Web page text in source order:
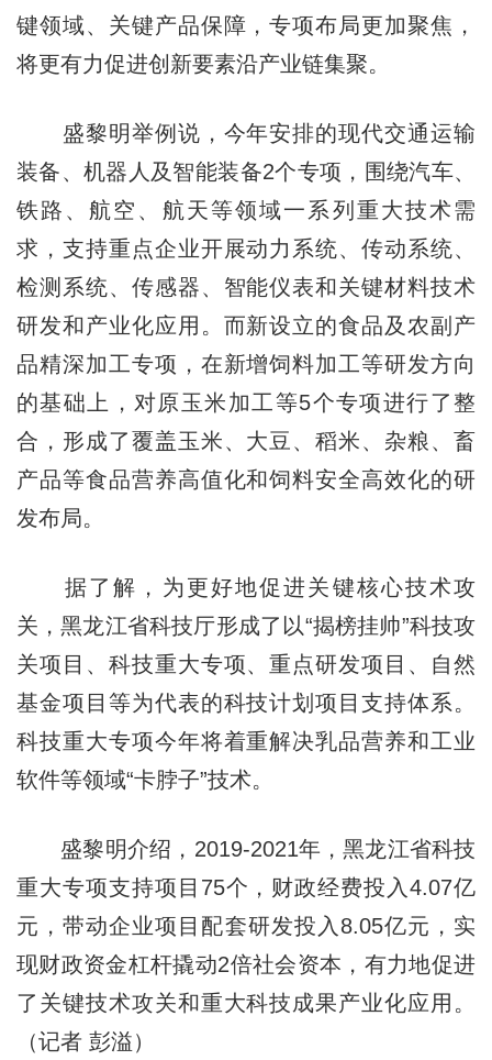
键领域、关键产品保障，专项布局更加聚焦，
将更有力促进创新要素沿产业链集聚。
盛黎明举例说，今年安排的现代交通运输
装备、机器人及智能装备2个专项，围绕汽车、
铁路、航空、航天等领域一系列重大技术需
求，支持重点企业开展动力系统、传动系统、
检测系统、传感器、智能仪表和关键材料技术
研发和产业化应用。而新设立的食品及农副产
品精深加工专项，在新增饲料加工等研发方向
的基础上，对原玉米加工等5个专项进行了整
合，形成了覆盖玉米、大豆、稻米、杂粮、畜
产品等食品营养高值化和饲料安全高效化的研
发布局。
据了解，为更好地促进关键核心技术攻
关，黑龙江省科技厅形成了以“揭榜挂帅”科技攻
关项目、科技重大专项、重点研发项目、自然
基金项目等为代表的科技计划项目支持体系。
科技重大专项今年将着重解决乳品营养和工业
软件等领域“卡脖子”技术。
盛黎明介绍，2019-2021年，黑龙江省科技
重大专项支持项目75个，财政经费投入4.07亿
元，带动企业项目配套研发投入8.05亿元，实
现财政资金杠杆撬动2倍社会资本，有力地促进
了关键技术攻关和重大科技成果产业化应用。
（记者 彭溢）